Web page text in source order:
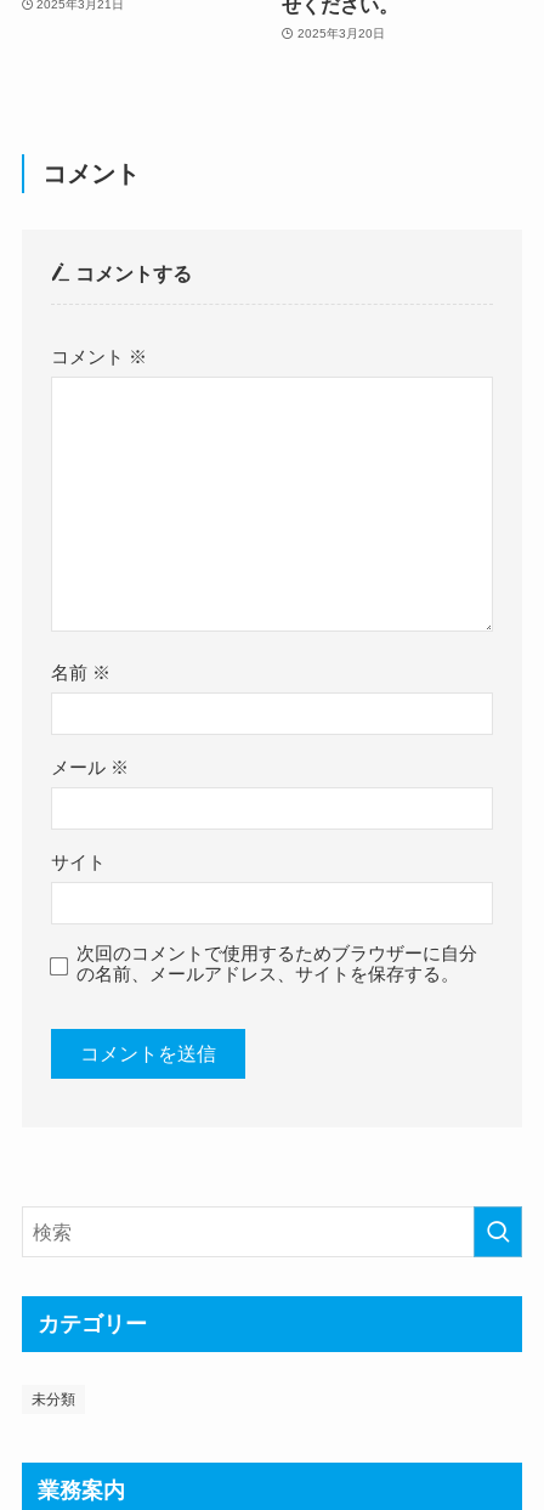
2025年3月21日
2025年3月20日
コメント
コメントする
コメント ※
名前 ※
メール ※
サイト
次回のコメントで使用するためブラウザーに自分
の名前、メールアドレス、サイトを保存する。
カテゴリー
未分類
業務案内